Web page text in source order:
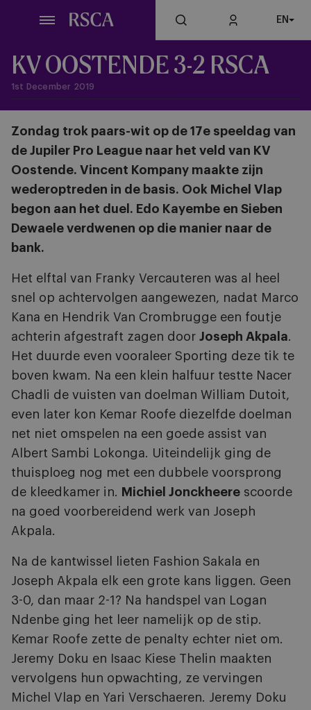
content
EN
KV OOSTENDE 3-2 RSCA
1st December 2019
Zondag trok paars-wit op de 17e speeldag van
de Jupiler Pro League naar het veld van KV
Oostende. Vincent Kompany maakte zijn
wederoptreden in de basis. Ook Michel Vlap
begon aan het duel. Edo Kayembe en Sieben
Dewaele verdwenen op die manier naar de
bank.
Het elftal van Franky Vercauteren was al heel
snel op achtervolgen aangewezen, nadat Marco
Kana en Hendrik Van Crombrugge een foutje
achterin afgestraft zagen door Joseph Akpala.
Het duurde even vooraleer Sporting deze tik te
boven kwam. Na een klein halfuur testte Nacer
Chadli de vuisten van doelman William Dutoit,
even later kon Kemar Roofe diezelfde doelman
net niet omspelen na een goede assist van
Albert Sambi Lokonga. Uiteindelijk ging de
thuisploeg nog met een dubbele voorsprong
de kleedkamer in. Michiel Jonckheere scoorde
na goed voorbereidend werk van Joseph
Akpala.
Na de kantwissel lieten Fashion Sakala en
Joseph Akpala elk een grote kans liggen. Geen
3-0, dan maar 2-1? Na handspel van Logan
Ndenbe ging het leer namelijk op de stip.
Kemar Roofe zette de penalty echter niet om.
Jeremy Doku en Isaac Kiese Thelin maakten
vervolgens hun opwachting, ze vervingen
Michel Vlap en Yari Verschaeren. Jeremy Doku